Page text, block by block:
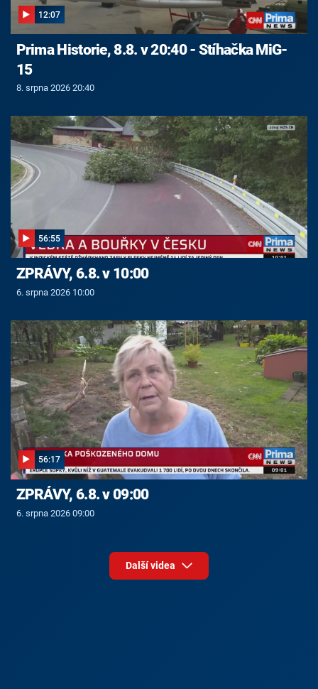
12:07
Prima Historie, 8.8. v 20:40 - Stíhačka MiG-
15
8. srpna 2026 20:40
56:55
ZPRÁVY, 6.8. v 10:00
6. srpna 2026 10:00
56:17
ZPRÁVY, 6.8. v 09:00
6. srpna 2026 09:00
Další videa